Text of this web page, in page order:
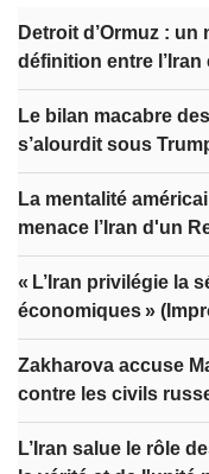
Detroit d’Ormuz :
définition entre l’Iran
Le bilan macabre
s’alourdit sous
La mentalité
menace l’Iran d'un
« L’Iran privilégie la
économiques »
Zakharova accuse
contre les civils
L’Iran salue le rôle